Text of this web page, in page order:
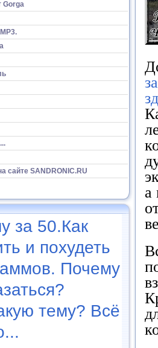
Gorga
МР3.
сайте SANDRONIC.RU
за 50.Как
и похудеть
Почему
тему? Всё
а